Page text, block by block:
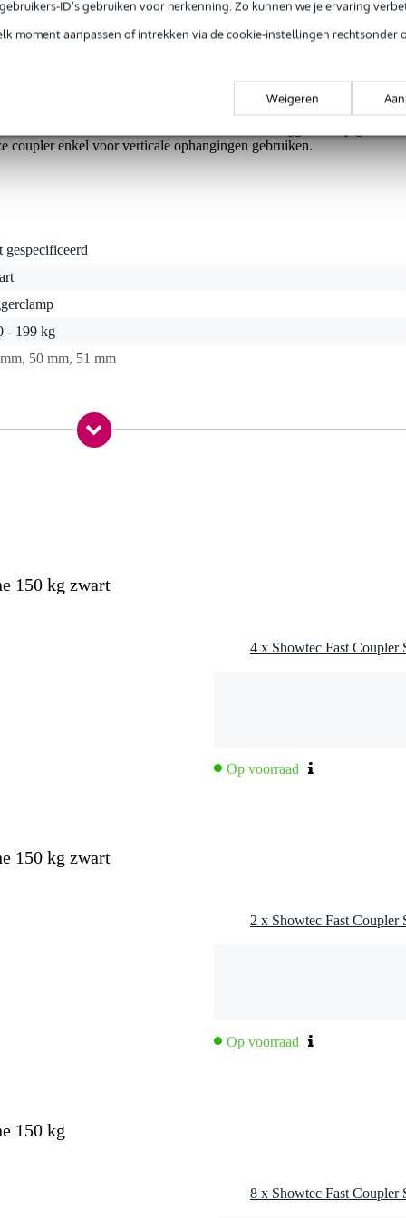
ID’s gebruiken voor herkenning. Zo kunnen we je ervaring
moment aanpassen of intrekken via de cookie-instellingen rechtsonder
Weigeren
is TÜV gekeurd voor een maximale belasting van 150 kg. De Fast
draai je de schroef aan de achterzijde losser. Daarna bevestig je
ophangen, met de M10 bout. Je hangt de Fast Coupler aan een truss
coupler enkel voor verticale ophangingen gebruiken.
gespecificeerd
- 199 kg
50 mm, 51 mm
gr
150 kg zwart
Op voorraad
150 kg zwart
Op voorraad
150 kg